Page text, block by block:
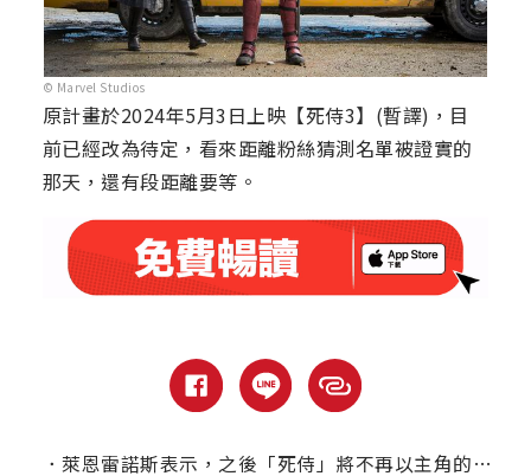
© Marvel Studios
原計畫於2024年5月3日上映【死侍3】(暫譯)，目
前已經改為待定，看來距離粉絲猜測名單被證實的
那天，還有段距離要等。
． 萊恩雷諾斯表示，之後「死侍」將不再以主角的身分出現？